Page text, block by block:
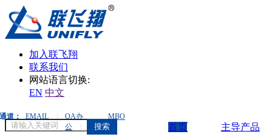
加入联飞翔
联系我们
网站语言切换:
EN 中文
道： EMAIL |
OA办
公
|
MBO
搜索 首页 主导产品